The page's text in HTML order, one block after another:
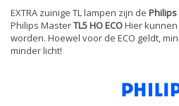
EXTRA zuinige TL lampen zijn de Philips
Philips MasterTL5 HO ECOHier
worden. Hoewel voor de ECO geldt,
minder licht!